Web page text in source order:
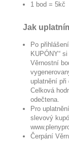
1 bod = 5kč
Jak
Po
KUPÓNY“
Věrnostní
uplatnění
Celková
odečtena.
Pro
slevový
Čerpání